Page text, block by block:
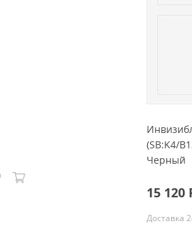
(SB:K4/
Черный
15 120
Доставка